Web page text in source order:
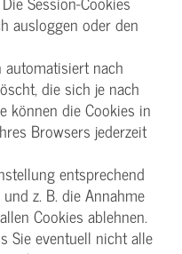
ausloggen oder den
nach
die sich je nach
können die Cookies in
Browsers jederzeit
entsprechend
z. B. die Annahme
Cookies ablehnen.
Sie eventuell nicht alle